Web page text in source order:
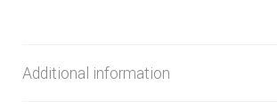
Additional information